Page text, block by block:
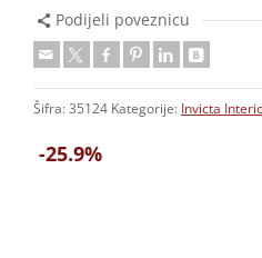
-25.9%
Podijeli poveznicu
Šifra: 35124 Kategorije: Invicta